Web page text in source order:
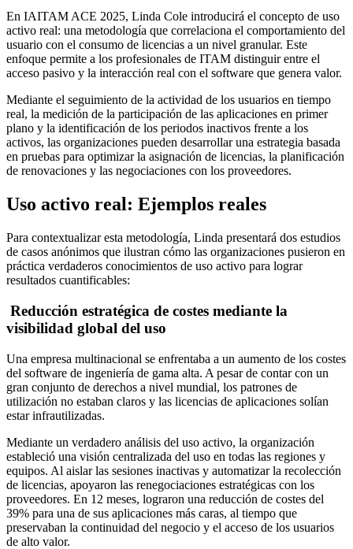
En IAITAM ACE 2025, Linda Cole introducirá el concepto de uso
activo real: una metodología que correlaciona el comportamiento del
usuario con el consumo de licencias a un nivel granular. Este
enfoque permite a los profesionales de ITAM distinguir entre el
acceso pasivo y la interacción real con el software que genera valor.
Mediante el seguimiento de la actividad de los usuarios en tiempo
real, la medición de la participación de las aplicaciones en primer
plano y la identificación de los periodos inactivos frente a los
activos, las organizaciones pueden desarrollar una estrategia basada
en pruebas para optimizar la asignación de licencias, la planificación
de renovaciones y las negociaciones con los proveedores.
Uso activo real: Ejemplos reales
Para contextualizar esta metodología, Linda presentará dos estudios
de casos anónimos que ilustran cómo las organizaciones pusieron en
práctica verdaderos conocimientos de uso activo para lograr
resultados cuantificables:
Reducción estratégica de costes mediante la
visibilidad global del uso
Una empresa multinacional se enfrentaba a un aumento de los costes
del software de ingeniería de gama alta. A pesar de contar con un
gran conjunto de derechos a nivel mundial, los patrones de
utilización no estaban claros y las licencias de aplicaciones solían
estar infrautilizadas.
Mediante un verdadero análisis del uso activo, la organización
estableció una visión centralizada del uso en todas las regiones y
equipos. Al aislar las sesiones inactivas y automatizar la recolección
de licencias, apoyaron las renegociaciones estratégicas con los
proveedores. En 12 meses, lograron una reducción de costes del
39% para una de sus aplicaciones más caras, al tiempo que
preservaban la continuidad del negocio y el acceso de los usuarios
de alto valor.